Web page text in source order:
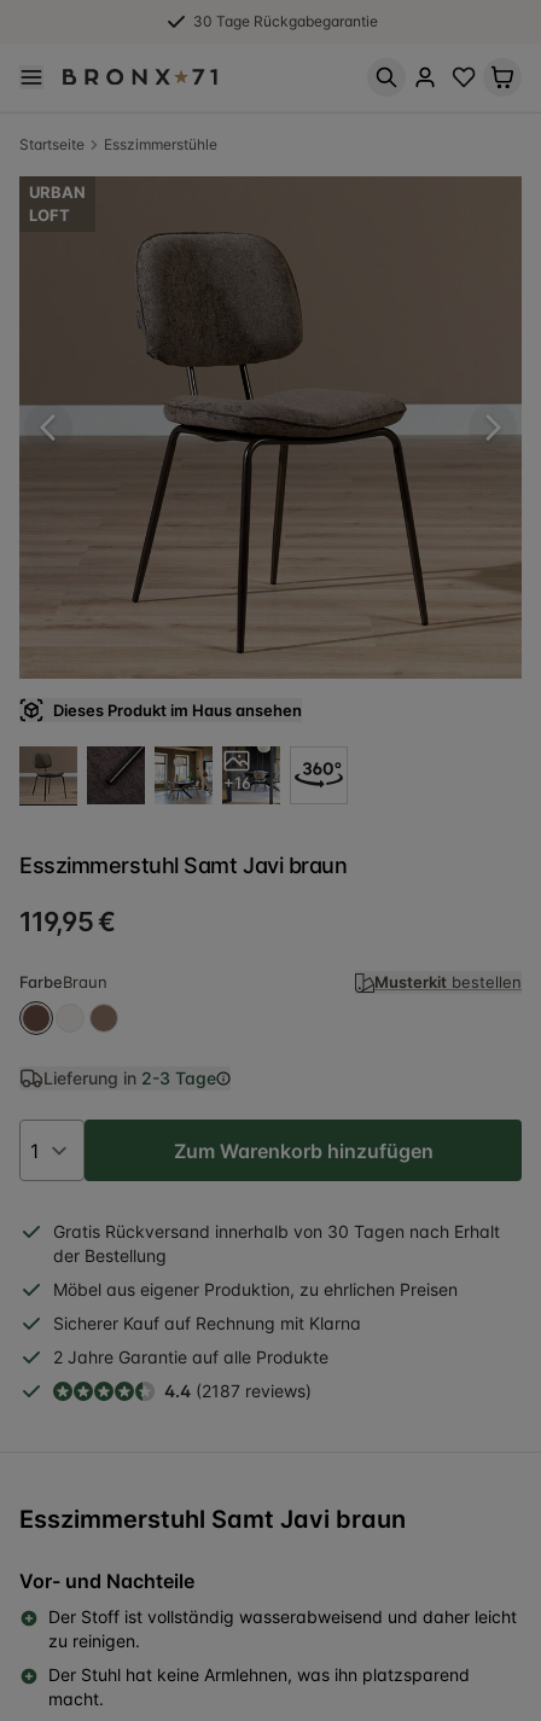
30 Tage Rückgabegarantie
Startseite Esszimmerstühle
URBAN
LOFT
Dieses Produkt im Haus ansehen
+16
Esszimmerstuhl Samt Javi braun
119,95 €
FarbeBraun Musterkit bestellen
Lieferung in 2-3 Tage
Zum Warenkorb hinzufügen
Gratis Rückversand innerhalb von 30 Tagen nach Erhalt
der Bestellung
Möbel aus eigener Produktion, zu ehrlichen Preisen
Sicherer Kauf auf Rechnung mit Klarna
2 Jahre Garantie auf alle Produkte
4.4 (2187 reviews)
Esszimmerstuhl Samt Javi braun
Vor- und Nachteile
Der Stoff ist vollständig wasserabweisend und daher leicht
zu reinigen.
Der Stuhl hat keine Armlehnen, was ihn platzsparend
macht.